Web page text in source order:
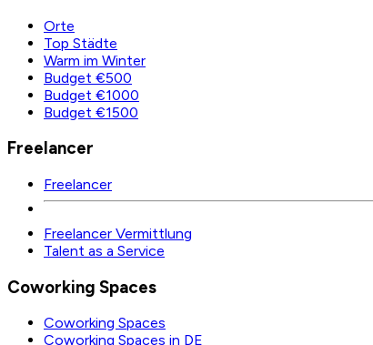
Orte
Top Städte
Warm im Winter
Budget €500
Budget €1000
Budget €1500
Freelancer
Freelancer
Freelancer Vermittlung
Talent as a Service
Coworking Spaces
Coworking Spaces
Coworking Spaces in DE